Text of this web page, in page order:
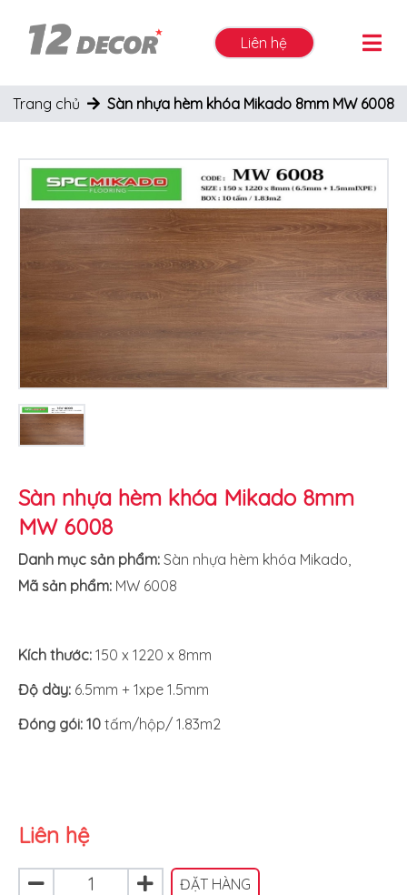
Liên hệ
Trang chủ Sàn nhựa hèm khóa Mikado 8mm MW 6008
Sàn nhựa hèm khóa Mikado 8mm
MW 6008
Danh mục sản phẩm: Sàn nhựa hèm khóa Mikado
Mã sản phẩm: MW 6008
Kích thước: 150 x 1220 x 8mm
Độ dày: 6.5mm + 1xpe 1.5mm
Đóng gói: 10 tấm/hộp/ 1.83m2
Liên hệ
ĐẶT HÀNG